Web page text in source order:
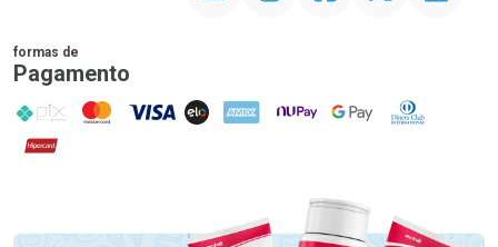
formas de
Pagamento
PIX MasterCard
VISA ELO AMEX NuPay Google PayDiners Club
Hipercard
Promoção em Destaque